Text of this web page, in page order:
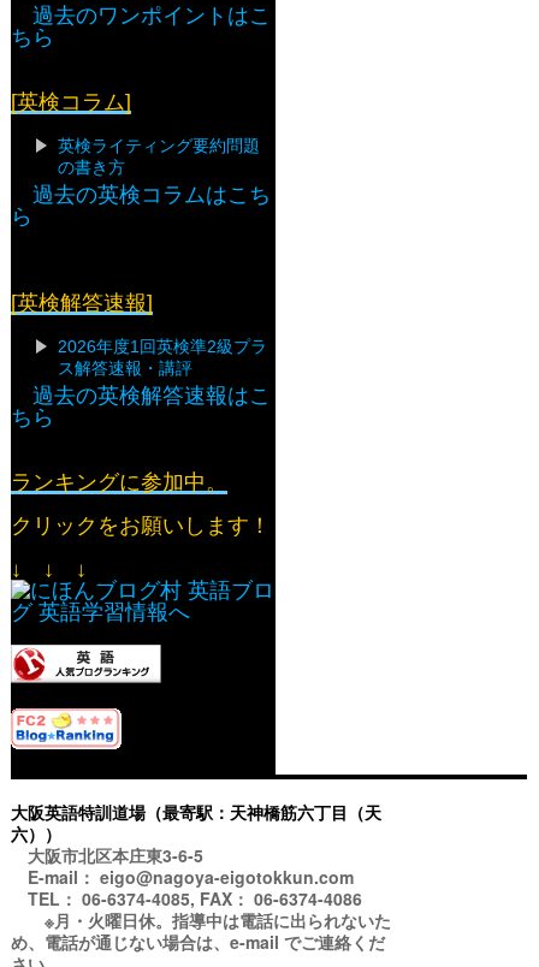
過去のワンポイントはこ
ちら
[英検コラム]
英検ライティング要約問題
の書き方
過去の英検コラムはこち
ら
[英検解答速報]
2026年度1回英検準2級プラ
ス解答速報・講評
過去の英検解答速報はこ
ちら
ランキングに参加中。
クリックをお願いします！
↓ ↓ ↓
大阪英語特訓道場（最寄駅：天神橋筋六丁目（天
六））
大阪市北区本庄東3-6-5
E-mail： eigo@nagoya-eigotokkun.com
TEL： 06-6374-4085, FAX： 06-6374-4086
※月・火曜日休。指導中は電話に出られないた
め、電話が通じない場合は、e-mail でご連絡くだ